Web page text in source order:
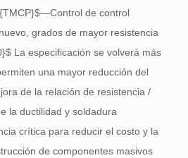
—Control de control
grados de mayor resistencia
La especificación se volverá más
una mayor reducción del
de la relación de resistencia /
la ductilidad y soldadura
crítica para reducir el costo y la
de componentes masivos